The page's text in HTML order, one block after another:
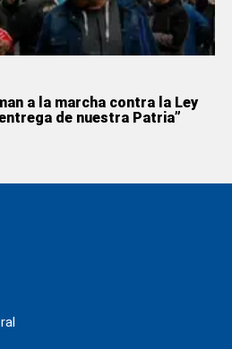
a la marcha contra la Ley
de nuestra Patria”